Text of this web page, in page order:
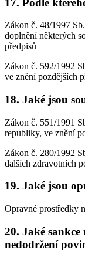
Zákon č. 48/1997
doplnění některých
předpisů
Zákon č. 592/1992
ve znění pozdějších
18. Jaké jsou
Zákon č. 551/1991
republiky, ve znění
Zákon č. 280/1992
dalších zdravotních
19. Jaké jsou
Opravné prostředky
20. Jaké
nedodržení